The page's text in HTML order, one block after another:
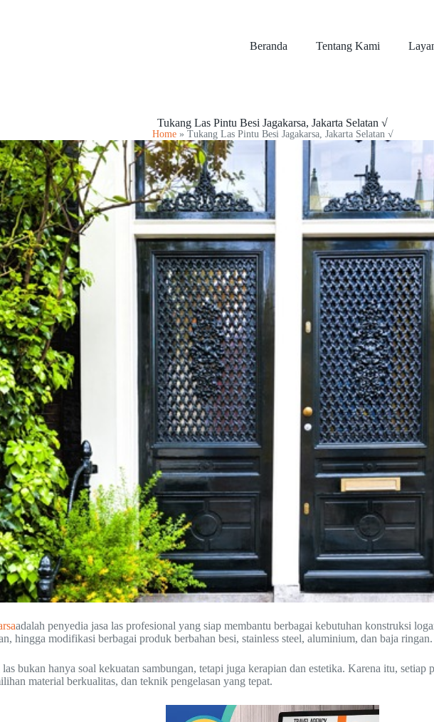
Beranda Tentang Kami
Tukang Las Pintu Besi Jagakarsa, Jakarta Selatan √
Home» Tukang Las Pintu Besi Jagakarsa, Jakarta Selatan √
adalah penyedia jasa las profesional yang siap membantu berbagai kebutuhan konstruksi
hingga modifikasi berbagai produk berbahan besi, stainless steel, aluminium, dan baja ringan.
bukan hanya soal kekuatan sambungan, tetapi juga kerapian dan estetika. Karena itu,
material berkualitas, dan teknik pengelasan yang tepat.